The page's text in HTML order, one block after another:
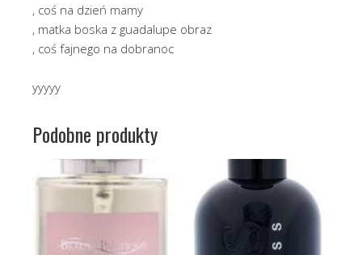
, coś na dzień mamy
, matka boska z guadalupe obraz
, coś fajnego na dobranoc
yyyyy
Podobne produkty